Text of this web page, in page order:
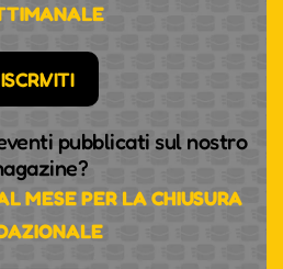
ISCRIVITI
pubblicati sul nostro
MESE PER LA CHIUSURA